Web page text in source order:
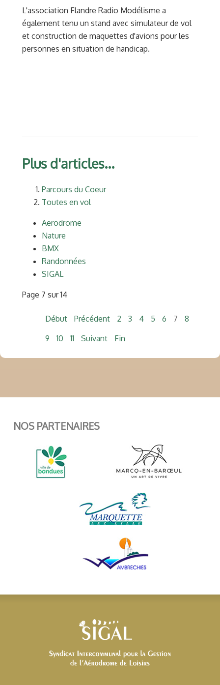
L'association Flandre Radio Modélisme a
également tenu un stand avec simulateur de vol
et construction de maquettes d'avions pour les
personnes en situation de handicap.
Plus d'articles...
Parcours du Coeur
Toutes en vol
Aerodrome
Nature
BMX
Randonnées
SIGAL
Page 7 sur 14
Début Précédent 2 3 4 5 6 7
8
9
10 11 Suivant Fin
NOS PARTENAIRES